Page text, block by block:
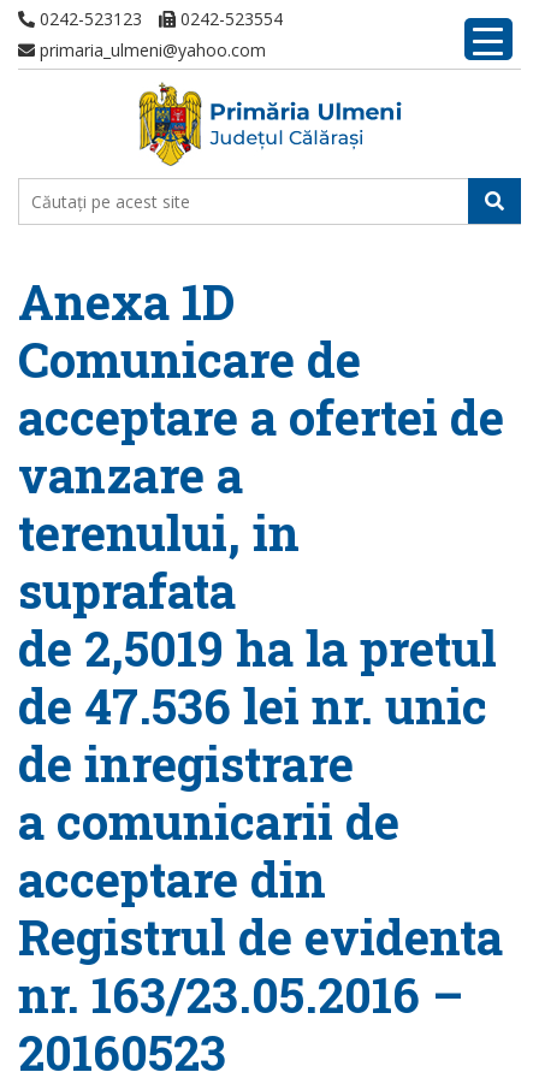
0242-523123
0242-523554
primaria_ulmeni@yahoo.com
Anexa 1D
Comunicare de
acceptare a ofertei de
vanzare a
terenului, in
suprafata
de 2,5019 ha la pretul
de 47.536 lei nr. unic
de inregistrare
a comunicarii de
acceptare din
Registrul de evidenta
nr. 163/23.05.2016 –
20160523